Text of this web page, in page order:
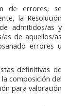
de errores, se
la Resolución
admitidos/as y
as de aquellos/as
errores u
definitivas de
composición del
para valoración